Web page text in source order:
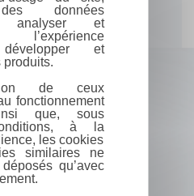
données
analyser et
et
produits.
de ceux
fonctionnement
que, sous
à la
les cookies
similaires ne
qu’avec